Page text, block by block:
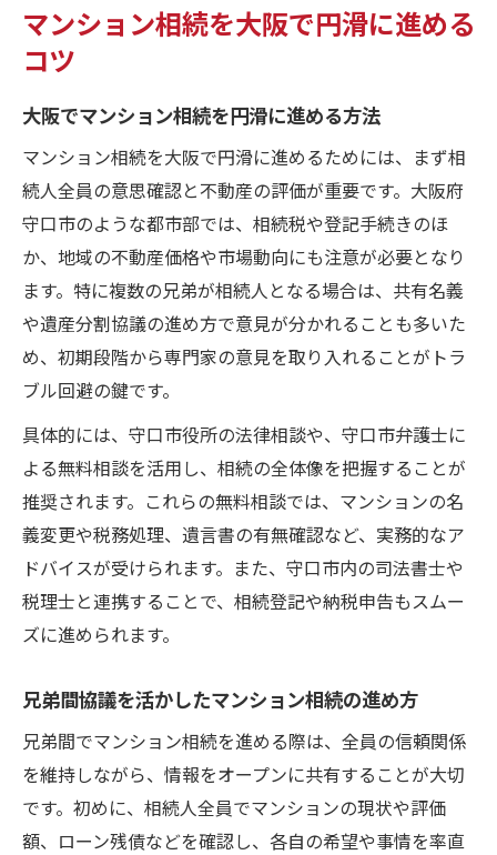
マンション相続を大阪で円滑に進める
コツ
大阪でマンション相続を円滑に進める方法
マンション相続を大阪で円滑に進めるためには、まず相
続人全員の意思確認と不動産の評価が重要です。大阪府
守口市のような都市部では、相続税や登記手続きのほ
か、地域の不動産価格や市場動向にも注意が必要となり
ます。特に複数の兄弟が相続人となる場合は、共有名義
や遺産分割協議の進め方で意見が分かれることも多いた
め、初期段階から専門家の意見を取り入れることがトラ
ブル回避の鍵です。
具体的には、守口市役所の法律相談や、守口市弁護士に
よる無料相談を活用し、相続の全体像を把握することが
推奨されます。これらの無料相談では、マンションの名
義変更や税務処理、遺言書の有無確認など、実務的なア
ドバイスが受けられます。また、守口市内の司法書士や
税理士と連携することで、相続登記や納税申告もスムー
ズに進められます。
兄弟間協議を活かしたマンション相続の進め方
兄弟間でマンション相続を進める際は、全員の信頼関係
を維持しながら、情報をオープンに共有することが大切
です。初めに、相続人全員でマンションの現状や評価
額、ローン残債などを確認し、各自の希望や事情を率直